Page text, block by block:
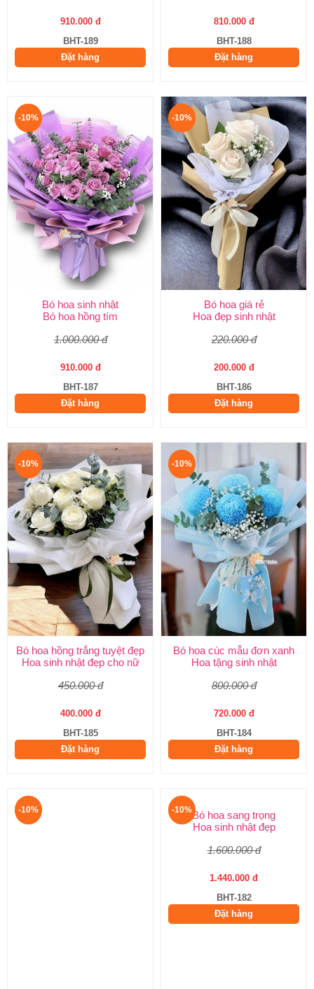
910.000 đ
BHT-189
Đặt hàng
810.000 đ
BHT-188
Đặt hàng
-10%
Bó hoa sinh nhật
Bó hoa hồng tím
1.000.000 đ
910.000 đ
BHT-187
Đặt hàng
-10%
Bó hoa giá rẻ
Hoa đẹp sinh nhật
220.000 đ
200.000 đ
BHT-186
Đặt hàng
-10%
Bó hoa hồng trắng tuyệt đẹp
Hoa sinh nhật đẹp cho nữ
450.000 đ
400.000 đ
BHT-185
Đặt hàng
-10%
Bó hoa cúc mẫu đơn xanh
Hoa tặng sinh nhật
800.000 đ
720.000 đ
BHT-184
Đặt hàng
-10% -10%